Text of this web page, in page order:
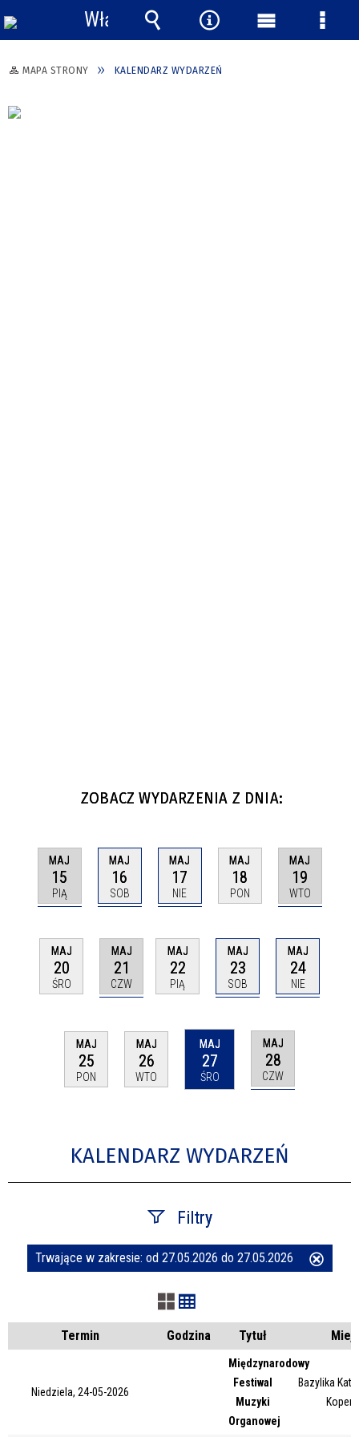
MAPA STRONY KALENDARZ WYDARZEŃ
ZOBACZ WYDARZENIA Z DNIA:
MAJ
15
PIĄ
MAJ
16
SOB
MAJ
17
NIE
MAJ
18
PON
MAJ
19
WTO
MAJ
20
ŚRO
MAJ
21
CZW
MAJ
22
PIĄ
MAJ
23
SOB
MAJ
24
NIE
MAJ
25
PON
MAJ
26
WTO
MAJ
27
ŚRO
MAJ
28
CZW
KALENDARZ WYDARZEŃ
Filtry
Szukana fraza
Kategoria
Trwające w zakresie
Trwające w zakresie: od 27.05.2026 do 27.05.2026
Termin Godzina Tytuł
Niedziela, 24-05-2026
Międzynarodowy
Festiwal
Muzyki
Organowej
Bazylika
Włącz
powiadomienia
Wyszukiwarka
Narzędzia
Menu Menu